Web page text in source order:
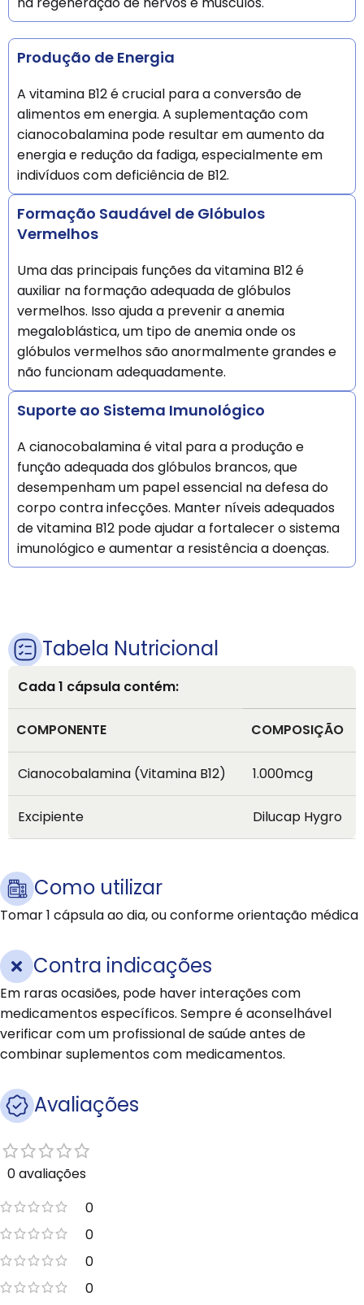
Produção de Energia
A vitamina B12 é crucial para a conversão de
alimentos em energia. A suplementação com
cianocobalamina pode resultar em aumento da
energia e redução da fadiga, especialmente em
indivíduos com deficiência de B12.
Formação Saudável de Glóbulos
Vermelhos
Uma das principais funções da vitamina B12 é
auxiliar na formação adequada de glóbulos
vermelhos. Isso ajuda a prevenir a anemia
megaloblástica, um tipo de anemia onde os
glóbulos vermelhos são anormalmente grandes e
não funcionam adequadamente.
Suporte ao Sistema Imunológico
A cianocobalamina é vital para a produção e
função adequada dos glóbulos brancos, que
desempenham um papel essencial na defesa do
corpo contra infecções. Manter níveis adequados
de vitamina B12 pode ajudar a fortalecer o sistema
imunológico e aumentar a resistência a doenças.
Tabela Nutricional
Cada 1 cápsula contém:
COMPONENTE COMPOSIÇÃO
Cianocobalamina (Vitamina B12) 1.000mcg
Excipiente Dilucap Hygro
Como utilizar
Tomar 1 cápsula ao dia, ou conforme orientação médica
Contra indicações
Em raras ocasiões, pode haver interações com
medicamentos específicos. Sempre é aconselhável
verificar com um profissional de saúde antes de
combinar suplementos com medicamentos.
Avaliações
0 avaliações
0
0
0
0